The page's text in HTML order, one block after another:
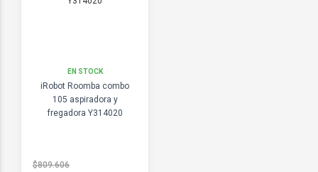
EN STOCK
iRobot Roomba combo
105 aspiradora y
fregadora Y314020
$809.606